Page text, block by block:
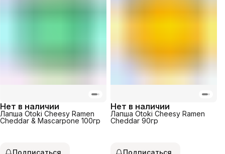
Нет в наличии
Лапша Otoki Cheesy Ramen
Cheddar & Mascarpone 100гр
Нет в наличии
Лапша Otoki Cheesy Ramen
Cheddar 90гр